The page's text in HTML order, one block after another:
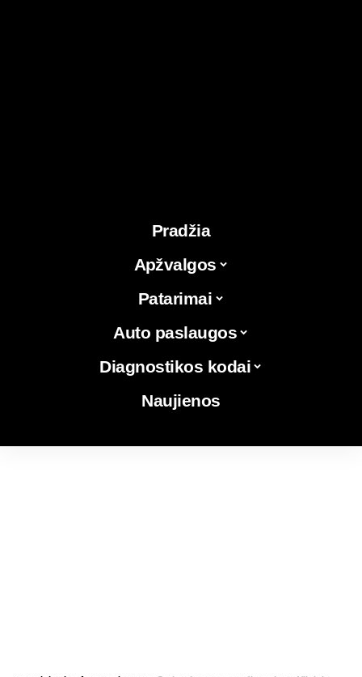
Pradžia
Apžvalgos
Patarimai
Auto paslaugos
Diagnostikos kodai
Naujienos